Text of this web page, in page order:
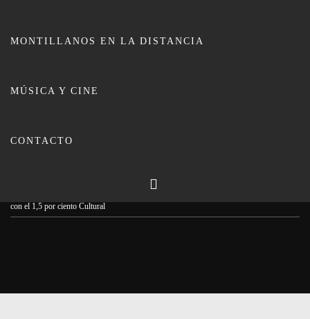
MONTILLANOS EN LA DISTANCIA
MÚSICA Y CINE
CONTACTO
Comienzan las excavaciones para
con el 1,5 por ciento Cultural